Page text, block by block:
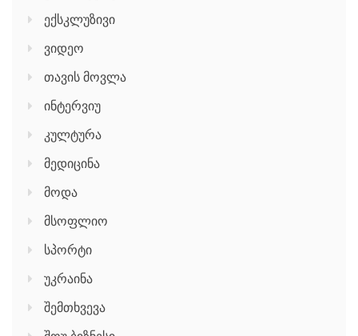
ექსკლუზივი
ვიდეო
თავის მოვლა
ინტერვიუ
კულტურა
მედიცინა
მოდა
მსოფლიო
სპორტი
უკრაინა
შემთხვევა